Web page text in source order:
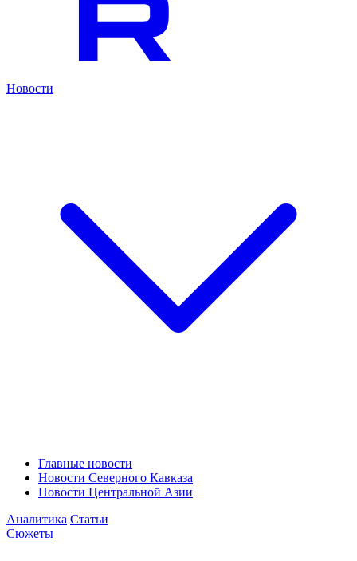
Новости
Главные новости
Новости Северного Кавказа
Новости Центральной Азии
Аналитика Статьи
Сюжеты